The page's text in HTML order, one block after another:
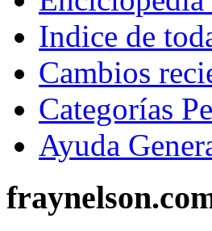
Indice de
Cambios
Categorías
Ayuda